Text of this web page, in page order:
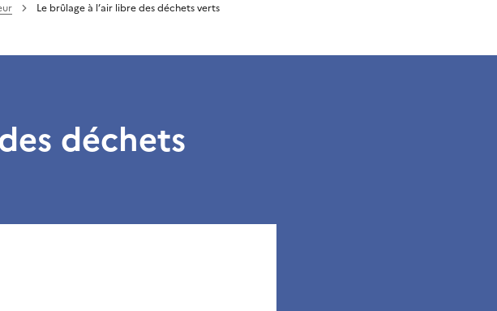
Le brûlage à l’air libre des déchets verts
déchets